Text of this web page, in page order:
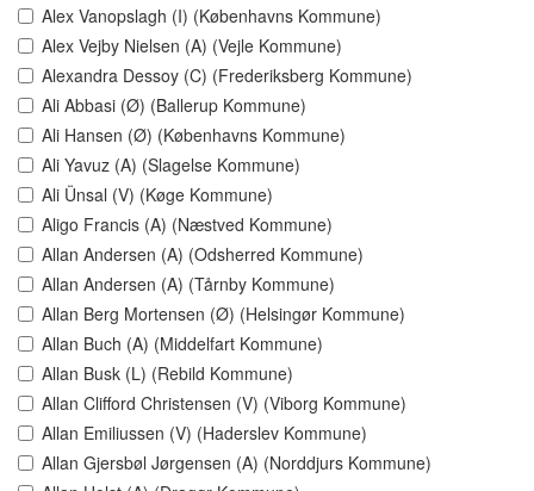
Alex Vanopslagh (I) (Københavns Kommune)
Alex Vejby Nielsen (A) (Vejle Kommune)
Alexandra Dessoy (C) (Frederiksberg Kommune)
Ali Abbasi (Ø) (Ballerup Kommune)
Ali Hansen (Ø) (Københavns Kommune)
Ali Yavuz (A) (Slagelse Kommune)
Ali Ünsal (V) (Køge Kommune)
Aligo Francis (A) (Næstved Kommune)
Allan Andersen (A) (Odsherred Kommune)
Allan Andersen (A) (Tårnby Kommune)
Allan Berg Mortensen (Ø) (Helsingør Kommune)
Allan Buch (A) (Middelfart Kommune)
Allan Busk (L) (Rebild Kommune)
Allan Clifford Christensen (V) (Viborg Kommune)
Allan Emiliussen (V) (Haderslev Kommune)
Allan Gjersbøl Jørgensen (A) (Norddjurs Kommune)